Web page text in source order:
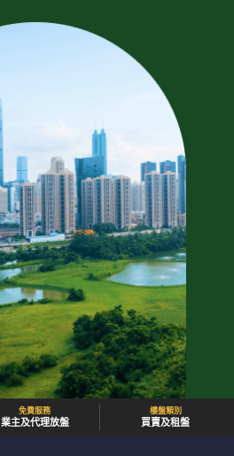
免費服務
業主及代理放盤
樓盤類別
買賣及租盤